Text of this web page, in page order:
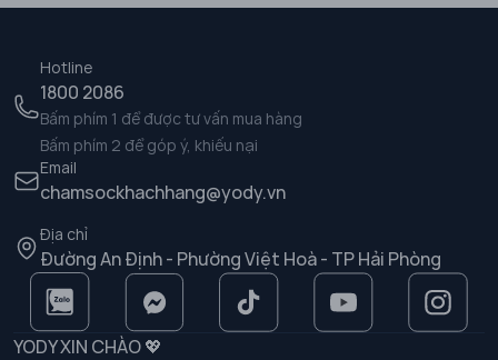
Hotline
1800 2086
Bấm phím 1 để được tư vấn mua hàng
Bấm phím 2 để góp ý, khiếu nại
Email
chamsockhachhang@yody.vn
Địa chỉ
Đường An Định - Phường Việt Hoà - TP Hải Phòng
YODY XIN CHÀO 💖